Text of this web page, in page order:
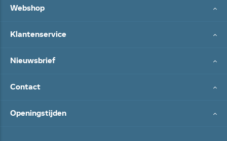
Webshop
Klantenservice
Nieuwsbrief
Contact
Openingstijden